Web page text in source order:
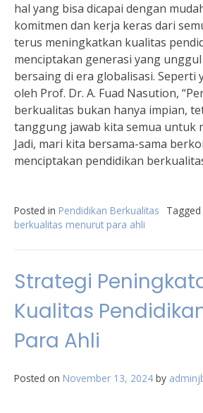
hal yang bisa dicapai dengan
komitmen dan kerja keras dari
terus meningkatkan kualitas
menciptakan generasi yang
bersaing di era globalisasi. Seperti
oleh Prof. Dr. A. Fuad Nasution,
berkualitas bukan hanya impian,
tanggung jawab kita semua untuk
Jadi, mari kita bersama-sama
menciptakan pendidikan
Posted in Pendidikan Berkualitas Tagged
berkualitas menurut para ahli
Strategi
Kualitas
Para Ahli
Posted on November 13, 2024 by